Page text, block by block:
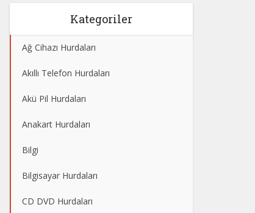
Kategoriler
Ağ Cihazı Hurdaları
Akıllı Telefon Hurdaları
Akü Pil Hurdaları
Anakart Hurdaları
Bilgi
Bilgisayar Hurdaları
CD DVD Hurdaları